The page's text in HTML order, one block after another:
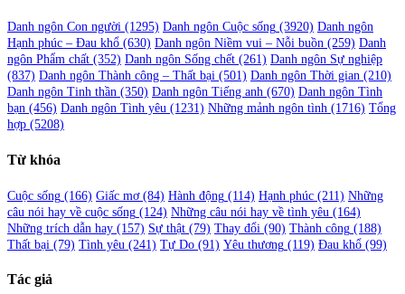
viết
Danh ngôn Con người (1295) Danh ngôn Cuộc sống (3920) Danh ngôn
Hạnh phúc – Đau khổ (630) Danh ngôn Niềm vui – Nỗi buồn (259) Danh
ngôn Phẩm chất (352) Danh ngôn Sống chết (261) Danh ngôn Sự nghiệp
(837) Danh ngôn Thành công – Thất bại (501) Danh ngôn Thời gian (210)
Danh ngôn Tinh thần (350) Danh ngôn Tiếng anh (670) Danh ngôn Tình
bạn (456) Danh ngôn Tình yêu (1231) Những mảnh ngôn tình (1716) Tổng
hợp (5208)
Từ khóa
Cuộc sống (166) Giấc mơ(84) Hành động (114) Hạnh phúc (211) Những
câu nói hay về cuộc sống (124) Những câu nói hay về tình yêu (164)
Những trích dẫn hay (157) Sự thật (79) Thay đổi (90) Thành công (188)
Thất bại (79) Tình yêu (241) Tự Do (91) Yêu thương (119) Đau khổ (99)
Tác giả